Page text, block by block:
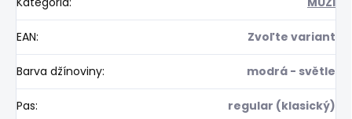
EAN: Zvoľte variant
Barva džínoviny: modrá - světle
Pas: regular (klasický)